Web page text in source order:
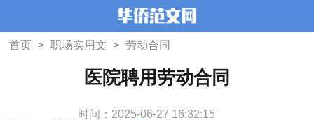
首页 > 职场实用文 > 劳动合同
医院聘用劳动合同
时间：2025-06-27 16:32:15